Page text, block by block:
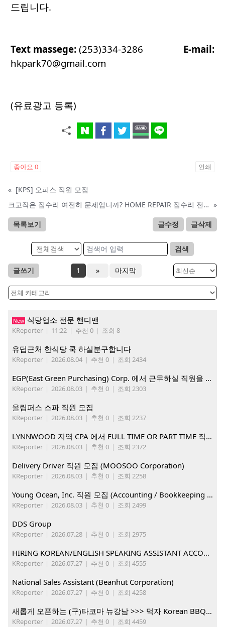
드립니다.
Text massege: (253)334-3286
E-mail:
hkpark70@gmail.com
(유료광고 등록)
좋아요 0 인쇄
« [KPS] 오피스 직원 모집
크고작은 집수리 여전히 문제입니까? HOME REPAIR 집수리 전문 »
목록보기 글수정 글삭제
검색
글쓰기 1 » 마지막
New 식당업소 전문 핸디맨
KReporter | 11:22 | 추천 0 | 조회 8
유덥근처 한식당 쿡 하실분구합니다
KReporter | 2026.08.04 | 추천 0 | 조회 2434
EGP(East Green Purchasing) Corp. 에서 근무하실 직원을 아래와 같이 모집합니다.
KReporter | 2026.08.03 | 추천 0 | 조회 2303
올림퍼스 스파 직원 모집
KReporter | 2026.08.03 | 추천 0 | 조회 2237
LYNNWOOD 지역 CPA 에서 FULL TIME OR PART TIME 직원을 찾습니다
KReporter | 2026.08.03 | 추천 0 | 조회 2372
Delivery Driver 직원 모집 (MOOSOO Corporation)
KReporter | 2026.08.03 | 추천 0 | 조회 2258
Young Ocean, Inc. 직원 모집 (Accounting / Bookkeeping 분야)
KReporter | 2026.08.03 | 추천 0 | 조회 2499
DDS Group
KReporter | 2026.07.28 | 추천 0 | 조회 2975
HIRING KOREAN/ENGLISH SPEAKING ASSISTANT ACCOUNT MANAGER
KReporter | 2026.07.27 | 추천 0 | 조회 4555
National Sales Assistant (Beanhut Corporation)
KReporter | 2026.07.27 | 추천 0 | 조회 4258
새롭게 오픈하는 (구)타코마 뉴강남 >>> 먹자 Korean BBQ 구인중
KReporter | 2026.07.27 | 추천 0 | 조회 4459